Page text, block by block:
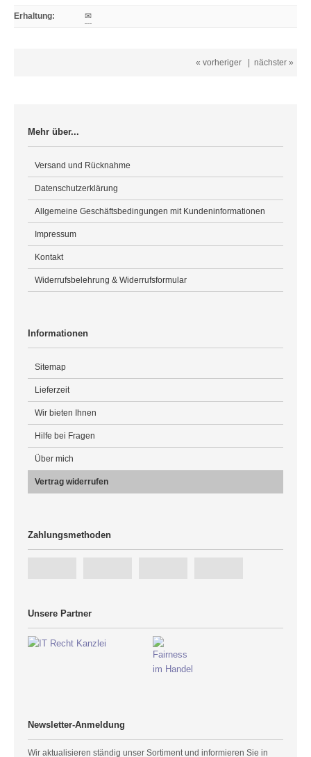
Erhaltung: ✉
« vorheriger nächster »
Mehr über...
Versand und Rücknahme
Datenschutzerklärung
Allgemeine Geschäftsbedingungen mit Kundeninformationen
Impressum
Kontakt
Widerrufsbelehrung & Widerrufsformular
Informationen
Sitemap
Lieferzeit
Wir bieten Ihnen
Hilfe bei Fragen
Über mich
Vertrag widerrufen
Zahlungsmethoden
Unsere Partner
Newsletter-Anmeldung
Wir aktualisieren ständig unser Sortiment und informieren Sie in